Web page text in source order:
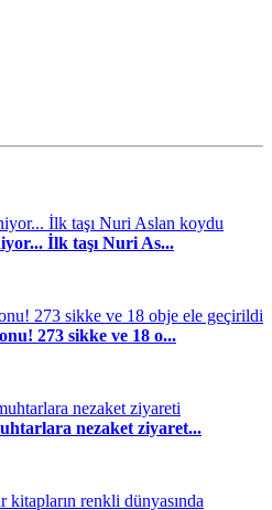
İlk taşı Nuri As...
273 sikke ve 18 o...
nezaket ziyaret...